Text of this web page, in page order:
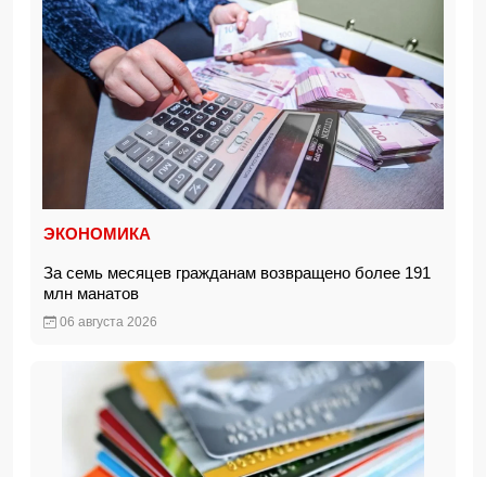
ЭКОНОМИКА
За семь месяцев гражданам возвращено более 191
млн манатов
06 августа 2026